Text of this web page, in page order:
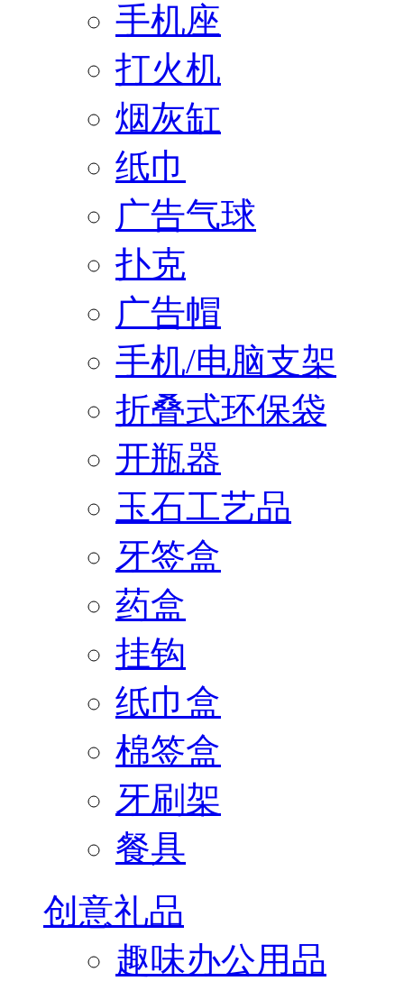
手机座
打火机
烟灰缸
纸巾
广告气球
扑克
广告帽
手机/电脑支架
折叠式环保袋
开瓶器
玉石工艺品
牙签盒
药盒
挂钩
纸巾盒
棉签盒
牙刷架
餐具
创意礼品
趣味办公用品